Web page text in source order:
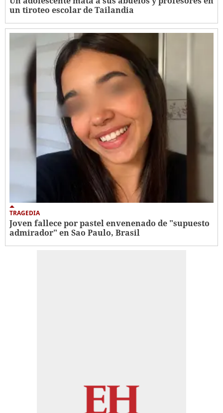
un tiroteo escolar de Tailandia
TRAGEDIA
Joven fallece por pastel envenenado de "supuesto
admirador" en Sao Paulo, Brasil